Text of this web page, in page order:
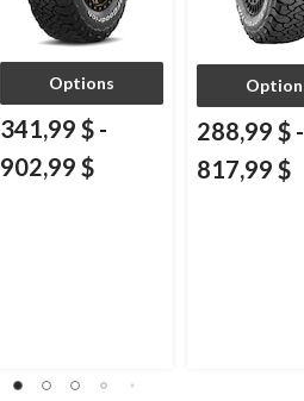
Options
341,99 $ -
902,99 $
288,99 $ -
817,99 $